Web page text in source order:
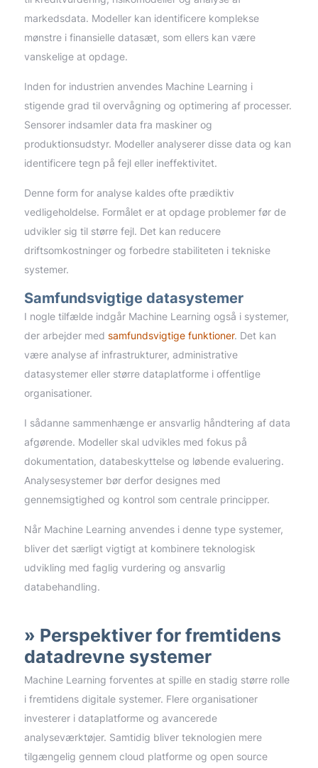
markedsdata. Modeller kan identificere komplekse
mønstre i finansielle datasæt, som ellers kan være
vanskelige at opdage.
Inden for industrien anvendes Machine Learning i
stigende grad til overvågning og optimering af processer.
Sensorer indsamler data fra maskiner og
produktionsudstyr. Modeller analyserer disse data og kan
identificere tegn på fejl eller ineffektivitet.
Denne form for analyse kaldes ofte prædiktiv
vedligeholdelse. Formålet er at opdage problemer før de
udvikler sig til større fejl. Det kan reducere
driftsomkostninger og forbedre stabiliteten i tekniske
systemer.
Samfundsvigtige datasystemer
I nogle tilfælde indgår Machine Learning også i systemer,
der arbejder medsamfundsvigtige funktioner. Det kan
være analyse af infrastrukturer, administrative
datasystemer eller større dataplatforme i offentlige
organisationer.
I sådanne sammenhænge er ansvarlig håndtering af data
afgørende. Modeller skal udvikles med fokus på
dokumentation, databeskyttelse og løbende evaluering.
Analysesystemer bør derfor designes med
gennemsigtighed og kontrol som centrale principper.
Når Machine Learning anvendes i denne type systemer,
bliver det særligt vigtigt at kombinere teknologisk
udvikling med faglig vurdering og ansvarlig
databehandling.
Perspektiver for fremtidens
datadrevne systemer
Machine Learning forventes at spille en stadig større rolle
i fremtidens digitale systemer. Flere organisationer
investerer i dataplatforme og avancerede
analyseværktøjer. Samtidig bliver teknologien mere
tilgængelig gennem cloud platforme og open source